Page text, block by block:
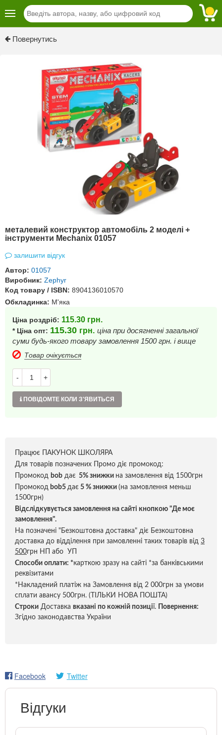
Повернутись
металевий конструктор автомобіль 2 моделі +
інструменти Mechanix 01057
залишити відгук
Автор: 01057
Виробник: Zephyr
Код товару / ISBN: 8904136010570
Обкладинка: М'яка
Ціна роздріб: 115.30 грн.
* Ціна опт: 115.30 грн. ціна при досягненні загальної
суми будь-якого товару замовлення 1500 грн. і вище
Товар очікується
- +
ПОВІДОМТЕ КОЛИ З'ЯВИТЬСЯ
Працює ПАКУНОК ШКОЛЯРА
Для товарів позначених Промо діє промокод:
Промокод bob дає 5% знижки на замовлення від 1500грн
Промокод bob5 дає 5 % знижки (на замовлення меньш
1500грн)
Відслідкувується замовлення на сайті кнопкою "Де моє
замовлення".
На позначені "Безкоштовна доставка" діє Безкоштовна
доставка до відділення при замовленні таких товарів від 3
500грн НП або УП
Способи оплати: *карткою зразу на сайті *за банківськими
реквізитами
*Накладений платіж на Замовлення від 2 000грн за умови
сплати авансу 500грн. (ТІЛЬКИ НОВА ПОШТА)
Строки Доставка вказані по кожній позиції.
Повернення:
Згідно законодавства України
Facebook Twitter
Відгуки